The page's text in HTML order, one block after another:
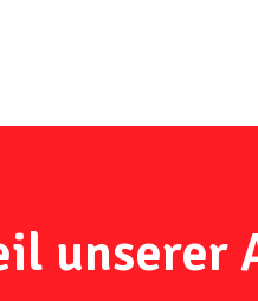
unserer